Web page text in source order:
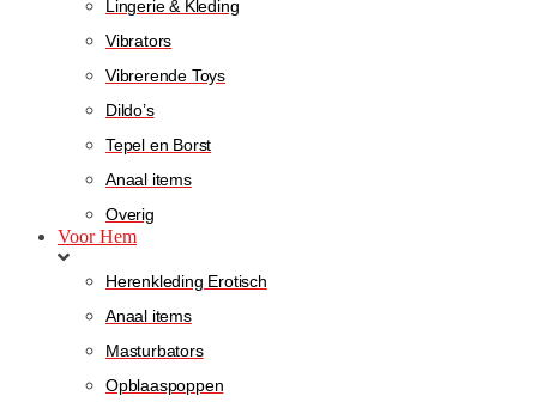
Lingerie & Kleding
Vibrators
Vibrerende Toys
Dildo’s
Tepel en Borst
Anaal items
Overig
Voor Hem
Herenkleding Erotisch
Anaal items
Masturbators
Opblaaspoppen